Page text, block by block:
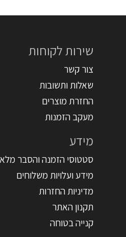
שירות לקוחות
צור קשר
שאלות ותשובות
החזרת מוצרים
מעקב הזמנות
מידע
סטטוסי הזמנה והסבר מלא
מידע ועלויות משלוחים
מדיניות החזרות
תקנון האתר
קנייה בטוחה